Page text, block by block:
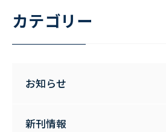
カテゴリー
お知らせ
新刊情報